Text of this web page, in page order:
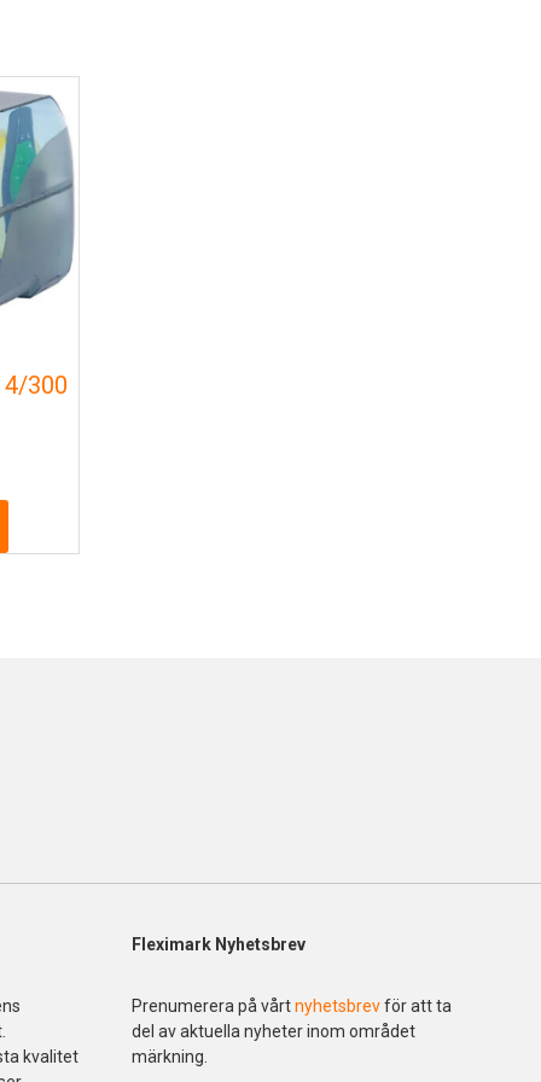
4/300
kvalitet
Fleximark Nyhetsbrev
Prenumerera på vårtnyhetsbrevför att ta
del av aktuella nyheter inom området
märkning.